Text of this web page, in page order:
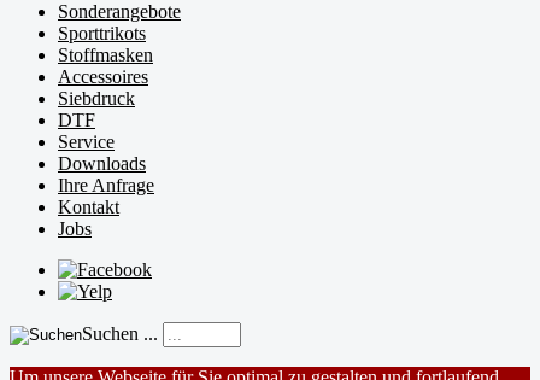
Sonderangebote
Sporttrikots
Stoffmasken
Accessoires
Siebdruck
DTF
Service
Downloads
Ihre Anfrage
Kontakt
Jobs
Suchen ...